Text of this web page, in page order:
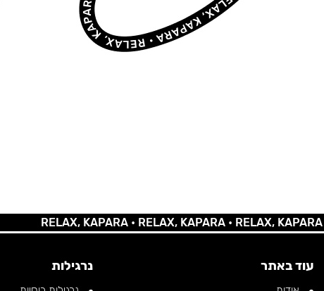
RELAX, KAPARA •RELAX, KAPARA •RELAX, KAPARA •
עוד באתר נרגילות